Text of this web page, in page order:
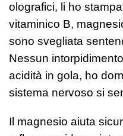
olografici, li ho
vitaminico B,
sono svegliata
Nessun
acidità in gola, ho
sistema nervoso si
Il magnesio aiuta